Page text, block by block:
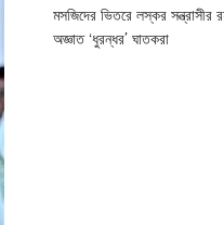
মসজিদের ভিতরে লস্কর সন্ত্রাসীর
অজ্ঞাত ‘ধুরন্ধর’ ঘাতকরা